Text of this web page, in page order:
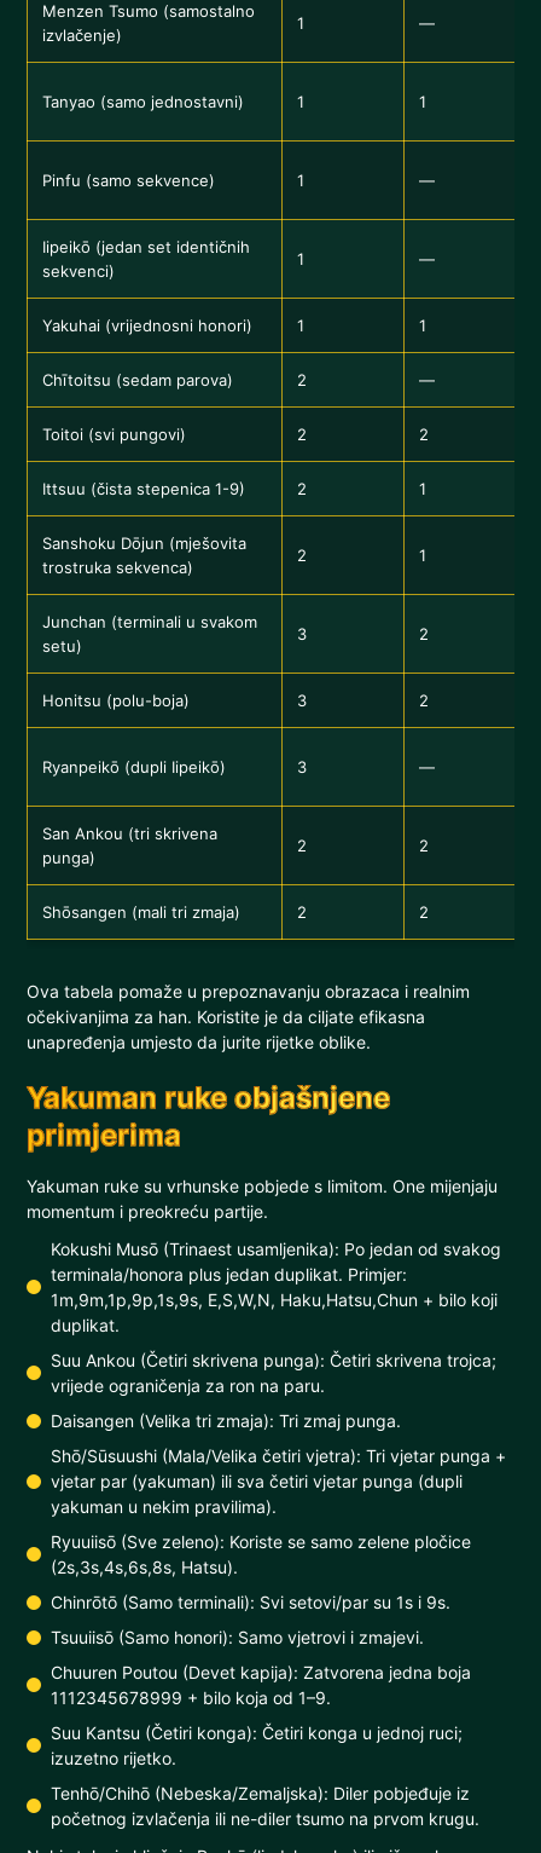
Menzen Tsumo (samostalno
izvlačenje)
1 —
Tanyao (samo jednostavni) 1 1
Pinfu (samo sekvence) 1 —
Iipeikō (jedan set identičnih
sekvenci)
1 —
Yakuhai (vrijednosni honori) 1 1
Chītoitsu (sedam parova) 2 —
Toitoi (svi pungovi) 2 2
Ittsuu (čista stepenica 1-9) 2 1
Sanshoku Dōjun (mješovita
trostruka sekvenca)
2 1
Junchan (terminali u svakom
setu)
3 2
Honitsu (polu-boja) 3 2
Ryanpeikō (dupli Iipeikō) 3 —
San Ankou (tri skrivena
punga)
2 2
Shōsangen (mali tri zmaja) 2 2
Ova tabela pomaže u prepoznavanju obrazaca i realnim
očekivanjima za han. Koristite je da ciljate efikasna
unapređenja umjesto da jurite rijetke oblike.
Yakuman ruke objašnjene
primjerima
Yakuman ruke su vrhunske pobjede s limitom. One mijenjaju
momentum i preokreću partije.
Kokushi Musō (Trinaest usamljenika): Po jedan od svakog
terminala/honora plus jedan duplikat. Primjer:
1m,9m,1p,9p,1s,9s, E,S,W,N, Haku,Hatsu,Chun + bilo koji
duplikat.
Suu Ankou (Četiri skrivena punga): Četiri skrivena trojca;
vrijede ograničenja za ron na paru.
Daisangen (Velika tri zmaja): Tri zmaj punga.
Shō/Sūsuushi (Mala/Velika četiri vjetra): Tri vjetar punga +
vjetar par (yakuman) ili sva četiri vjetar punga (dupli
yakuman u nekim pravilima).
Ryuuiisō (Sve zeleno): Koriste se samo zelene pločice
(2s,3s,4s,6s,8s, Hatsu).
Chinrōtō (Samo terminali): Svi setovi/par su 1s i 9s.
Tsuuiisō (Samo honori): Samo vjetrovi i zmajevi.
Chuuren Poutou (Devet kapija): Zatvorena jedna boja
1112345678999 + bilo koja od 1–9.
Suu Kantsu (Četiri konga): Četiri konga u jednoj ruci;
izuzetno rijetko.
Tenhō/Chihō (Nebeska/Zemaljska): Diler pobjeđuje iz
početnog izvlačenja ili ne-diler tsumo na prvom krugu.